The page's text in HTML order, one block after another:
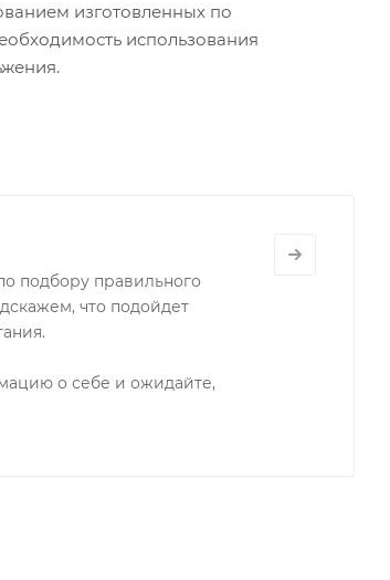
изготовленных по
использования
подбору правильного
что подойдет
о себе и ожидайте,